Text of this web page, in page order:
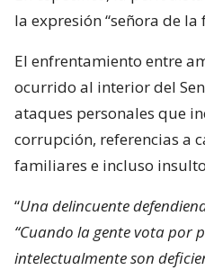
la expresión “señora de
El enfrentamiento entre
ocurrido al interior del
ataques personales que
corrupción, referencias a
familiares e incluso
“Una delincuente
“Cuando la gente vota por
intelectualmente son